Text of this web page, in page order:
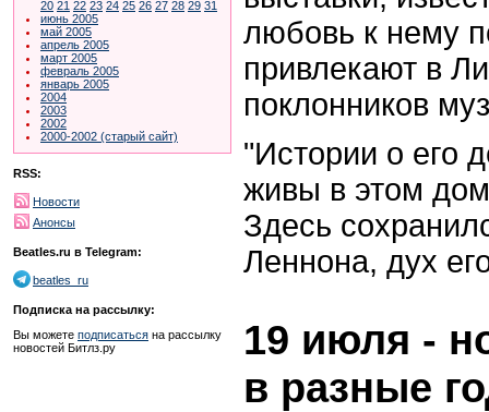
20 21 22 23 24 25 26 27 28 29 31
июнь 2005
май 2005
апрель 2005
март 2005
февраль 2005
январь 2005
2004
2003
2002
2000-2002 (старый сайт)
RSS:
Новости
Анонсы
Beatles.ru в Telegram:
beatles_ru
Подписка на рассылку:
Вы можете подписаться на рассылку
новостей Битлз.ру
любовь к нему
привлекают в
поклонников
"Истории о его
живы в этом
Здесь
Леннона, дух
19 июля -
в разные